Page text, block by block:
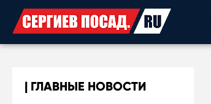
ГЛАВНЫЕ НОВОСТИ